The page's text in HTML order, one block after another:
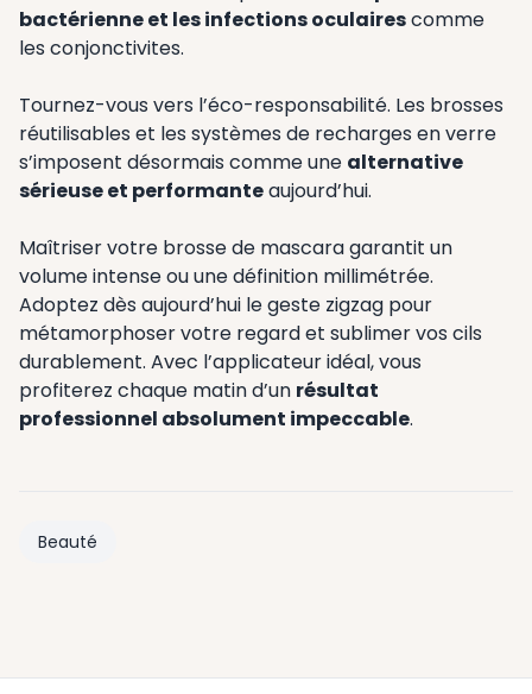
bactérienne et les infections oculairescomme
les conjonctivites.
Tournez-vous vers l’éco-responsabilité. Les brosses
réutilisables et les systèmes de recharges en verre
s’imposent désormais comme une alternative
sérieuse et performanteaujourd’hui.
Maîtriser votre brosse de mascara garantit un
volume intense ou une définition millimétrée.
Adoptez dès aujourd’hui le geste zigzag pour
métamorphoser votre regard et sublimer vos cils
durablement. Avec l’applicateur idéal, vous
profiterez chaque matin d’un résultat
professionnel absolument impeccable.
Beauté